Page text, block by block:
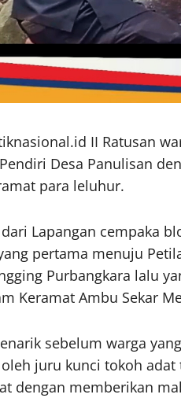
II Ratusan
Desa Panulisan
para leluhur.
Lapangan cempaka
pertama menuju
Purbangkara lalu
Keramat Ambu Sekar
sebelum warga
juru kunci tokoh
dengan memberikan